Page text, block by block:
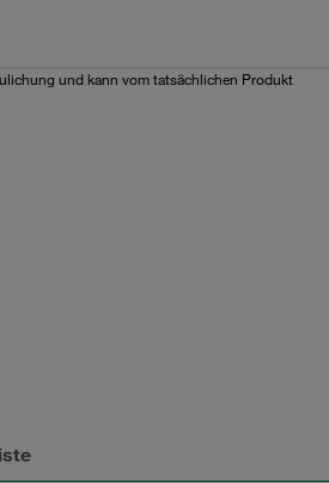
und kann vom tatsächlichen Produkt